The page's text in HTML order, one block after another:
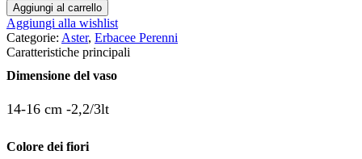
Aggiungi al carrello
Aggiungi alla wishlist
Categorie: Aster, Erbacee Perenni
Caratteristiche principali
Dimensione del vaso
14-16 cm -2,2/3lt
Colore dei fiori